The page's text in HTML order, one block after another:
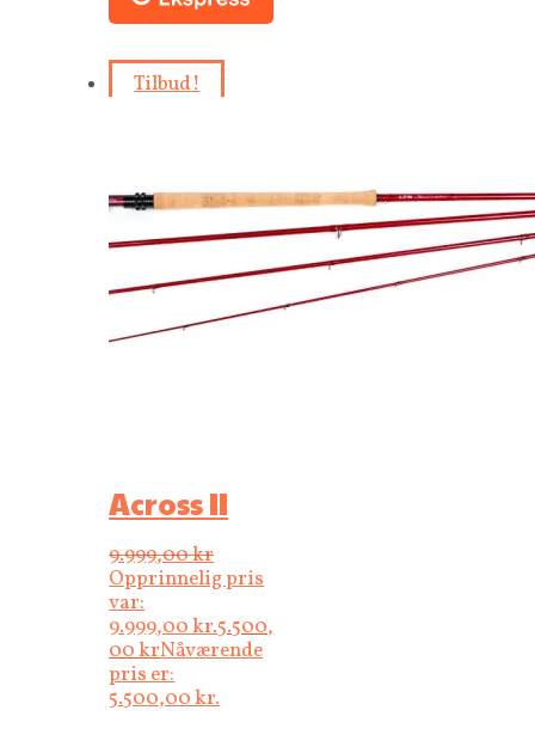
Tilbud!
Across II
9.999,00kr
Opprinnelig pris
var:
9.999,00 kr.5.500,
00krNåværende
pris er:
5.500,00 kr.